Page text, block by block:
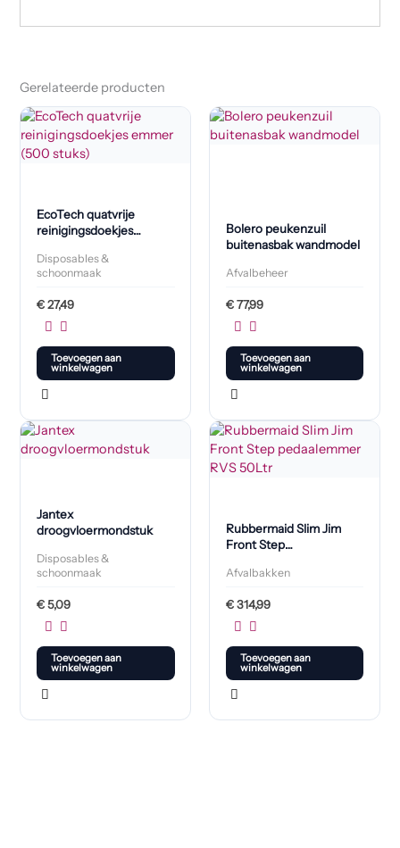
Gerelateerde producten
EcoTech quatvrije
reinigingsdoekjes
Disposables &
schoonmaak
€27,49
Toevoegen aan
winkelwagen
Bolero peukenzuil
buitenasbak wandmodel
Afvalbeheer
€77,99
Toevoegen aan
winkelwagen
Jantex
droogvloermondstuk
Disposables &
schoonmaak
€5,09
Toevoegen aan
winkelwagen
Rubbermaid Slim Jim
Front Step
Afvalbakken
€314,99
Toevoegen aan
winkelwagen